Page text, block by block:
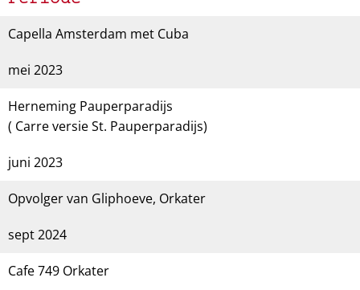
Capella Amsterdam met Cuba
mei 2023
Herneming Pauperparadijs
( Carre versie St. Pauperparadijs)
juni 2023
Opvolger van Gliphoeve, Orkater
sept 2024
Cafe 749 Orkater